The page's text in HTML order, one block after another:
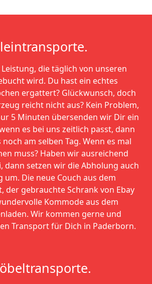
die täglich von unseren
wird. Du hast ein echtes
ergattert? Glückwunsch, doch
reicht nicht aus? Kein Problem,
5 Minuten übersenden wir Dir ein
es bei uns zeitlich passt, dann
am selben Tag. Wenn es mal
muss? Haben wir ausreichend
dann setzen wir die Abholung auch
um. Die neue Couch aus dem
der gebrauchte Schrank von Ebay
Kommode aus dem
Wir kommen gerne und
Transport für Dich in Paderborn.